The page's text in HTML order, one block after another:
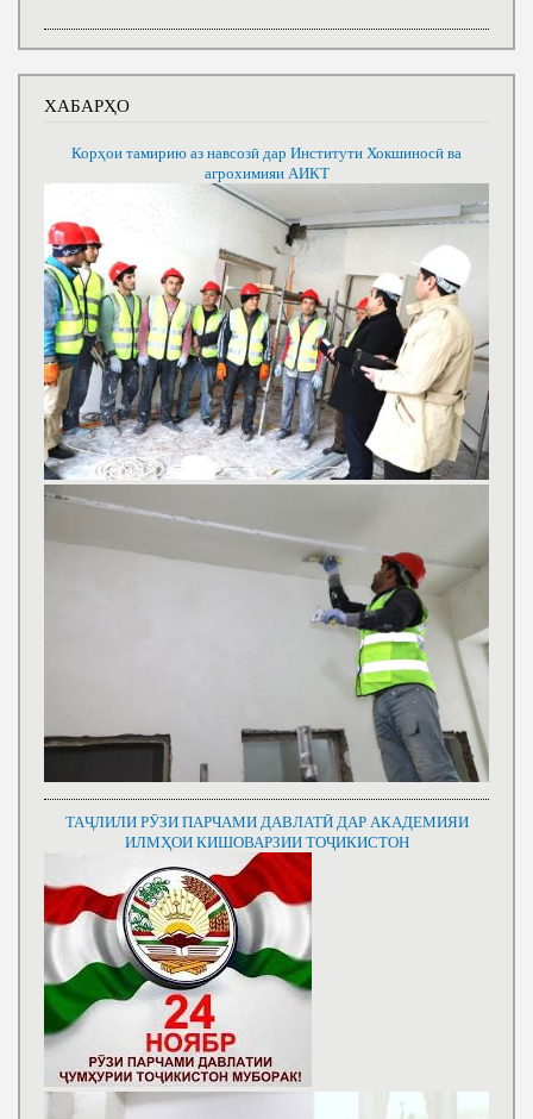
ХАБАРҲО
Корҳои тамирию аз навсозӣ дар Институти Хокшиносӣ ва
агрохимияи АИКТ
ТАҶЛИЛИ РӮЗИ ПАРЧАМИ ДАВЛАТӢ ДАР АКАДЕМИЯИ
ИЛМҲОИ КИШОВАРЗИИ ТОҶИКИСТОН